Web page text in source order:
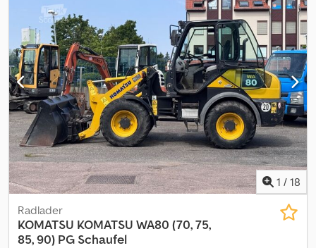
1 / 18
Radlader
KOMATSU KOMATSU WA80 (70, 75,
85, 90) PG Schaufel